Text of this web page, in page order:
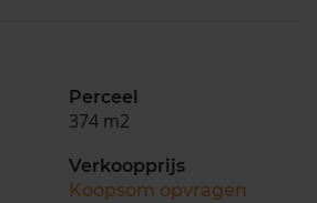
Perceel
374 m2
Verkoopprijs
Koopsom opvragen